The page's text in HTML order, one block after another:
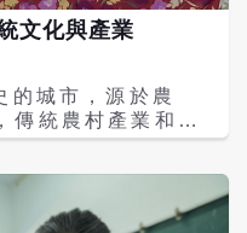
的年輕人》，傳遞
眾喜愛。此外，現
門曲目，表演者
作，為現場注入更
是年輕音樂愛好者
3小共9座舞台，
與。活動從台北市
文化與產業
的城市，源於農
傳統農村產業和文
的傳統產業及文
計畫，透過年度執
，復興傳統文化，